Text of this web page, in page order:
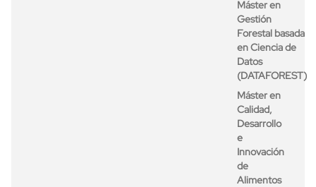
Máster en
Gestión
Forestal basada
en Ciencia de
Datos
(DATAFOREST)
Máster en
Calidad,
Desarrollo
e
Innovación
de
Alimentos